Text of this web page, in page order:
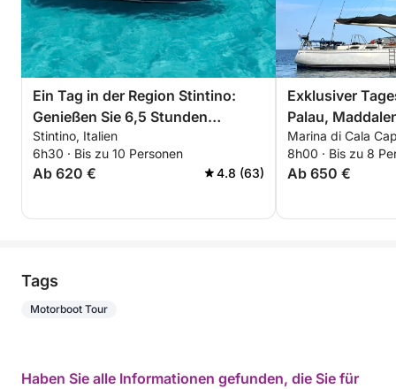
Ein Tag in der Region Stintino:
Genießen Sie 6,5 Stunden
Erkundungstour an Bord eines 14
Meter langen Motorboots.
Stintino, Italien
6h30 · Bis zu 10 Personen
Ab 620 € 4.8 (63)
Exklusiver
Palau,
Marina di Cala
8h00 · Bis zu 8
Ab 650 €
Tags
Motorboot Tour
Haben Sie alle Informationen gefunden, die Sie für